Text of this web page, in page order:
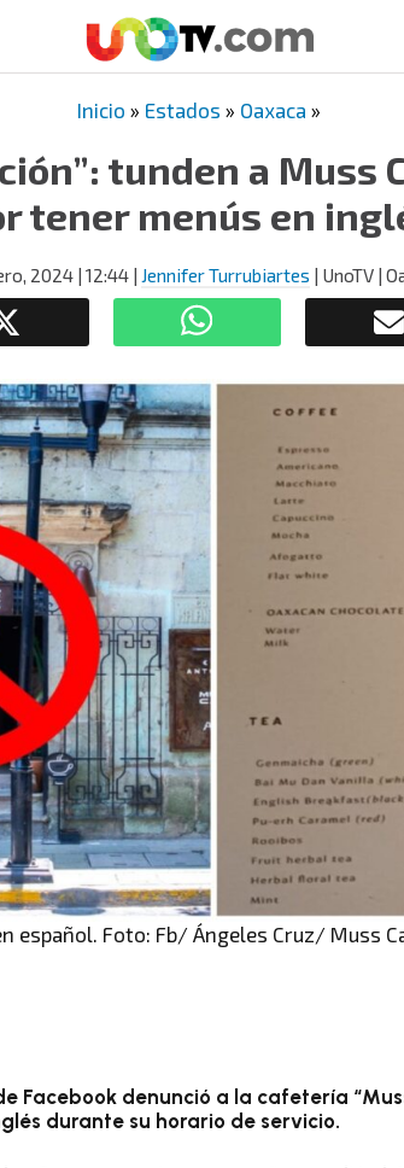
Inicio » Estados » Oaxaca »
tunden a Muss
tener menús en
2024| 12:44| Jennifer Turrubiartes | UnoTV |
español. Foto: Fb/ Ángeles Cruz/ Muss
Facebook denunció a la cafetería
durante su horario de servicio.